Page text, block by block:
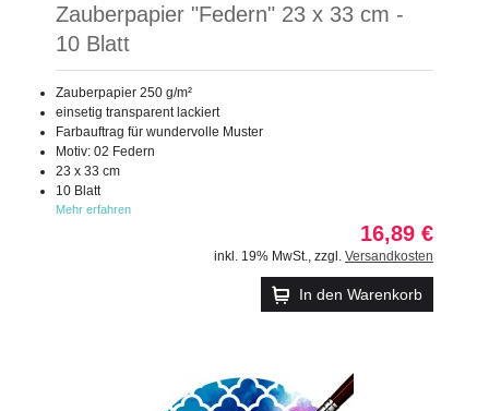
Zauberpapier "Federn" 23 x 33 cm -
10 Blatt
Zauberpapier 250 g/m²
einsetig transparent lackiert
Farbauftrag für wundervolle Muster
Motiv: 02 Federn
23 x 33 cm
10 Blatt
Mehr erfahren
16,89 €
inkl. 19% MwSt. zzgl. Versandkosten
In den Warenkorb